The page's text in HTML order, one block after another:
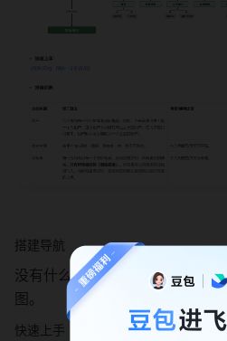
搭建导航
没有什么是一篇文档描述不清楚
图。
快速上手